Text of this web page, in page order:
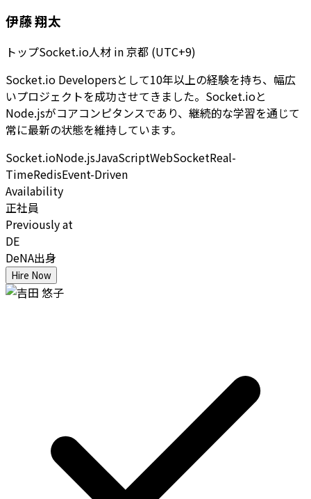
伊藤 翔太
トップSocket.io人材 in京都 (UTC+9)
Socket.io Developersとして10年以上の経験を持ち、幅広
いプロジェクトを成功させてきました。Socket.ioと
Node.jsがコアコンピタンスであり、継続的な学習を通じて
常に最新の状態を維持しています。
Socket.ioNode.jsJavaScriptWebSocketReal-
TimeRedisEvent-Driven
Availability
正社員
Previously at
DE
DeNA出身
Hire Now